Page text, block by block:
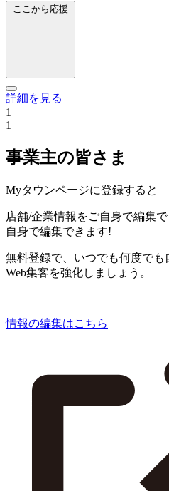
ここから応援
詳細を見る
1
1
事業主の皆さま
Myタウンページに登録すると
店舗/企業情報をご自身で編集
自身で編集できます!
無料登録で、いつでも何度でも
Web集客を強化しましょう。
情報の編集はこちら